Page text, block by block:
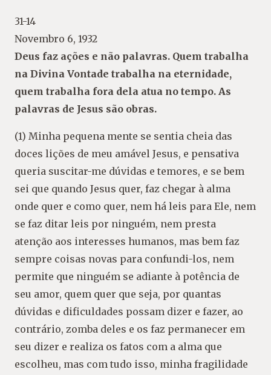
31-14
Novembro 6, 1932
Deus faz ações e não palavras. Quem trabalha
na Divina Vontade trabalha na eternidade,
quem trabalha fora dela atua no tempo. As
palavras de Jesus são obras.
(1) Minha pequena mente se sentia cheia das
doces lições de meu amável Jesus, e pensativa
queria suscitar-me dúvidas e temores, e se bem
sei que quando Jesus quer, faz chegar à alma
onde quer e como quer, nem há leis para Ele, nem
se faz ditar leis por ninguém, nem presta
atenção aos interesses humanos, mas bem faz
sempre coisas novas para confundi-los, nem
permite que ninguém se adiante à potência de
seu amor, quem quer que seja, por quantas
dúvidas e dificuldades possam dizer e fazer, ao
contrário, zomba deles e os faz permanecer em
seu dizer e realiza os fatos com a alma que
escolheu, mas com tudo isso, minha fragilidade